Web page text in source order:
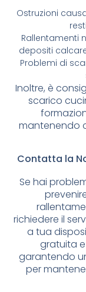
Ostruzioni
Rallentamenti
depositi
Problemi di
Inoltre, è
scarico
mantenendo
Contatta la
Se hai
richiedere il
a tua
gratuita
garantendo
per